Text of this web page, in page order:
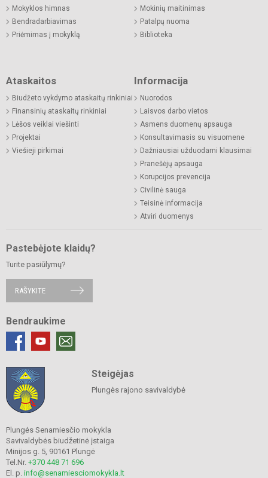
Mokyklos himnas
Bendradarbiavimas
Priėmimas į mokyklą
Mokinių maitinimas
Patalpų nuoma
Biblioteka
Ataskaitos
Biudžeto vykdymo ataskaitų rinkiniai
Finansinių ataskaitų rinkiniai
Lėšos veiklai viešinti
Projektai
Viešieji pirkimai
Informacija
Nuorodos
Laisvos darbo vietos
Asmens duomenų apsauga
Konsultavimasis su visuomene
Dažniausiai užduodami klausimai
Pranešėjų apsauga
Korupcijos prevencija
Civilinė sauga
Teisinė informacija
Atviri duomenys
Pastebėjote klaidų?
Turite pasiūlymų?
RAŠYKITE
Bendraukime
Steigėjas
Plungės rajono savivaldybė
Plungės Senamiesčio mokykla
Savivaldybės biudžetinė įstaiga
Minijos g. 5, 90161 Plungė
Tel.Nr. +370 448 71 696
El. p. info@senamiesciomokykla.lt